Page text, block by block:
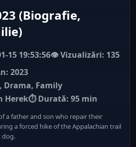
(Biografie,
15 19:53:56👁️ Vizualizări: 135
2023
Drama, Family
Herek⏱ Durată: 95 min
a father and son who repair their
a forced hike of the Appalachian trail
dog.